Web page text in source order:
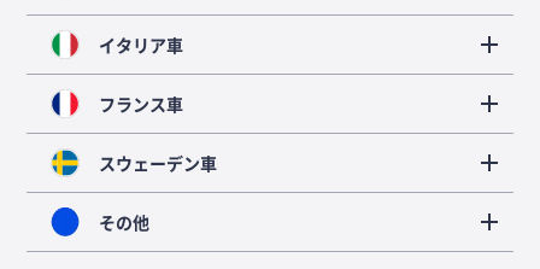
イタリア車
フランス車
スウェーデン車
その他